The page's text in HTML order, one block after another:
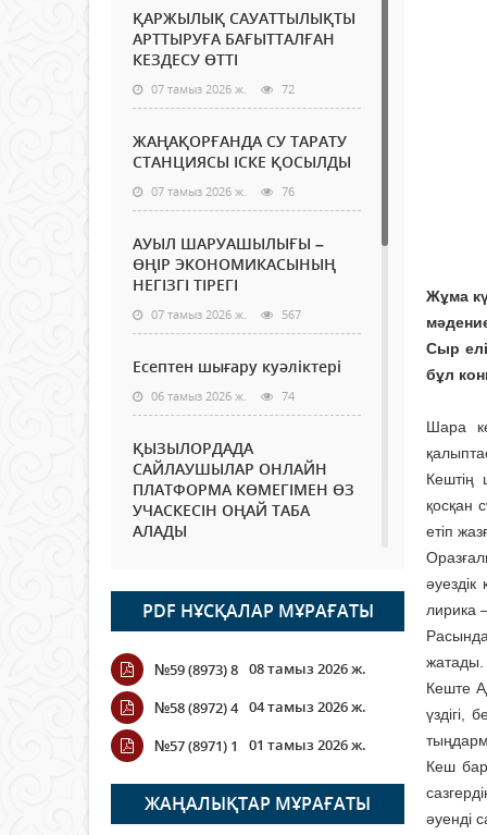
ҚАРЖЫЛЫҚ САУАТТЫЛЫҚТЫ
АРТТЫРУҒА БАҒЫТТАЛҒАН
КЕЗДЕСУ ӨТТІ
07 тамыз 2026 ж. 72
ЖАҢАҚОРҒАНДА СУ ТАРАТУ
СТАНЦИЯСЫ ІСКЕ ҚОСЫЛДЫ
07 тамыз 2026 ж. 76
АУЫЛ ШАРУАШЫЛЫҒЫ –
ӨҢІР ЭКОНОМИКАСЫНЫҢ
НЕГІЗГІ ТІРЕГІ
07 тамыз 2026 ж. 567
Есептен шығару куәліктері
06 тамыз 2026 ж. 74
ҚЫЗЫЛОРДАДА
САЙЛАУШЫЛАР ОНЛАЙН
ПЛАТФОРМА КӨМЕГІМЕН ӨЗ
УЧАСКЕСІН ОҢАЙ ТАБА
АЛАДЫ
Open Air: Қызылорда
облысы полиция
департаменті 20 мыңнан
астам көрерменнің
қауіпсіздігін қамтамасыз етті
ҚАЛАЙ ӨТЕДІ?
06 тамыз 2026 ж. 265
PDF НҰСҚАЛАР МҰРАҒАТЫ
№59 (8973) 8 08 тамыз 2026 ж.
№58 (8972) 4 04 тамыз 2026 ж.
№57 (8971) 1
01 тамыз 2026 ж.
ЖАҢАЛЫҚТАР МҰРАҒАТЫ
Жұма
Сыр
бұл
Шара
Кештің
қосқан
етіп
лирика
жатады.
Кеште
үздігі,
Кеш
әуенді